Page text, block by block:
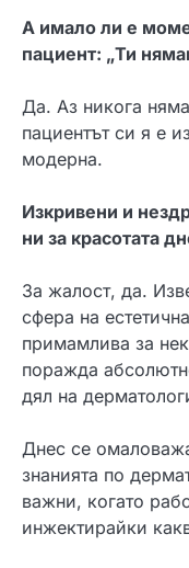
А имало ли е
пациент: „Ти
Да. Аз никога
пациентът си я е
модерна.
Изкривени и
ни за красотата
За жалост, да.
сфера на
примамлива за
поражда
дял на
Днес се
знанията по
важни, когато
инжектирайки